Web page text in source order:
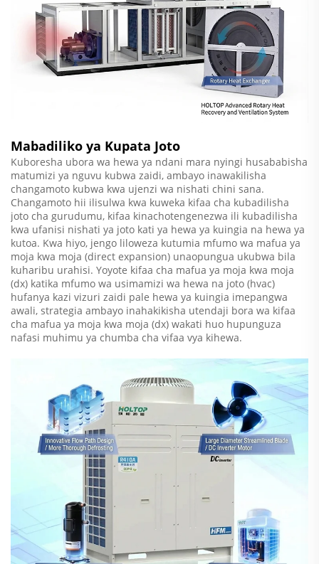
Mabadiliko ya Kupata Joto
Kuboresha ubora wa hewa ya ndani mara nyingi husababisha
matumizi ya nguvu kubwa zaidi, ambayo inawakilisha
changamoto kubwa kwa ujenzi wa nishati chini sana.
Changamoto hii ilisulwa kwa kuweka kifaa cha kubadilisha
joto cha gurudumu, kifaa kinachotengenezwa ili kubadilisha
kwa ufanisi nishati ya joto kati ya hewa ya kuingia na hewa ya
kutoa. Kwa hiyo, jengo liloweza kutumia mfumo wa mafua ya
moja kwa moja (direct expansion) unaopungua ukubwa bila
kuharibu urahisi. Yoyote kifaa cha mafua ya moja kwa moja
(dx) katika mfumo wa usimamizi wa hewa na joto (hvac)
hufanya kazi vizuri zaidi pale hewa ya kuingia imepangwa
awali, strategia ambayo inahakikisha utendaji bora wa kifaa
cha mafua ya moja kwa moja (dx) wakati huo hupunguza
nafasi muhimu ya chumba cha vifaa vya kihewa.